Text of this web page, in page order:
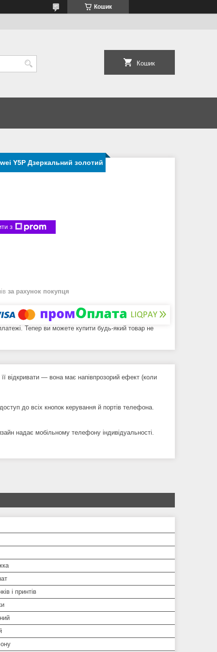
Кошик
Кошик
Y5P Дзеркальний золотий
з
за рахунок покупця
Тепер ви можете купити будь-який товар не
відкривати — вона має напівпрозорий ефект (коли
до всіх кнопок керування й портів телефона.
надає мобільному телефону індивідуальності.
і принтів